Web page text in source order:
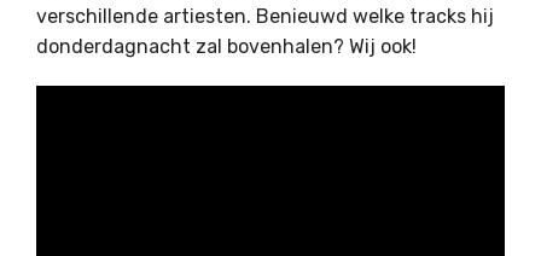
verschillende artiesten. Benieuwd welke tracks hij
donderdagnacht zal bovenhalen? Wij ook!